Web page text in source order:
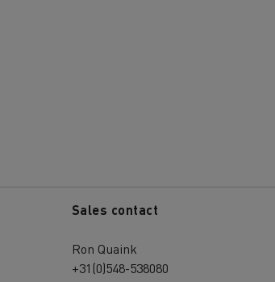
Sales contact
Ron Quaink
+31(0)548-538080